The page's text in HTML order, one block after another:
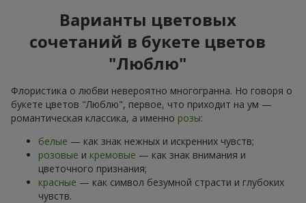
Варианты цветовых
сочетаний в букете цветов
"Люблю"
Флористика о любви невероятно многогранна. Но говоря о
букете цветов "Люблю", первое, что приходит на ум —
романтическая классика, а именно розы:
белые — как знак нежных и искренних чувств;
розовые и кремовые — как знак внимания и
цветочного признания;
красные — как символ безумной страсти и глубоких
чувств.